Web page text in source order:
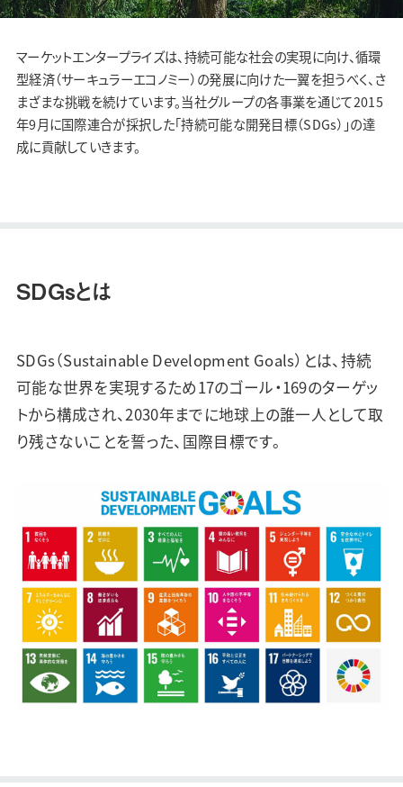
マーケットエンタープライズは、持続可能な社会の実現に向け、循環
型経済（サーキュラーエコノミー）の発展に向けた一翼を担うべく、さ
まざまな挑戦を続けています。当社グループの各事業を通じて2015
年9月に国際連合が採択した「持続可能な開発目標（SDGs）」の達
成に貢献していきます。
SDGsとは
SDGs（Sustainable Development Goals）とは、持続
可能な世界を実現するため17のゴール・169のターゲッ
トから構成され、2030年までに地球上の誰一人として取
り残さないことを誓った、国際目標です。